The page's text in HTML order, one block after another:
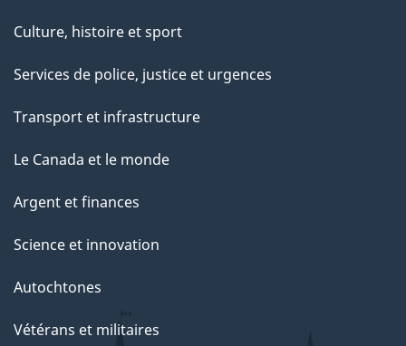
Culture, histoire et sport
Services de police, justice et urgences
Transport et infrastructure
Le Canada et le monde
Argent et finances
Science et innovation
Autochtones
Vétérans et militaires